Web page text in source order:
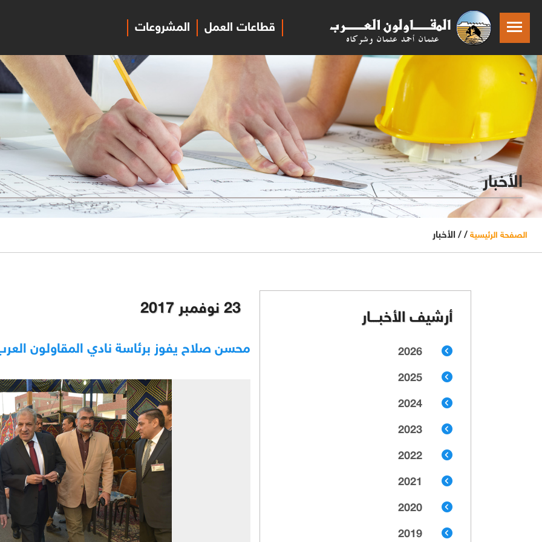
المشروعات قطاعات العمل
الأخبار
الصفحة الرئيسية / / الأخبار
23 نوفمبر 2017
محسن صلاح يفوز برئاسة نادي المقاولون
أرشيف الأخبـــار
2026
2025
2024
2023
2022
2021
2020
2019